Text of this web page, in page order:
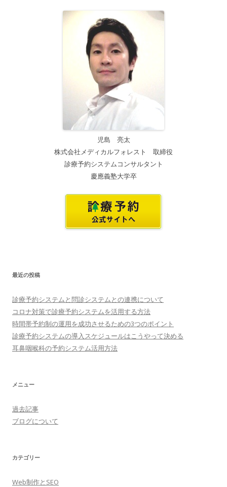
児島 亮太
株式会社メディカルフォレスト 取締役
診療予約システムコンサルタント
慶應義塾大学卒
最近の投稿
診療予約システムと問診システムとの連携について
コロナ対策で診療予約システムを活用する方法
時間帯予約制の運用を成功させるための3つのポイント
診療予約システムの導入スケジュールはこうやって決める
耳鼻咽喉科の予約システム活用方法
メニュー
過去記事
ブログについて
カテゴリー
Web制作とSEO